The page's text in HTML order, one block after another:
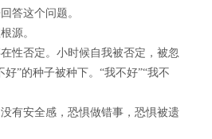
答这个问题。
源。
性否定。小时候自我被否定，被忽
”的种子被种下。“我不好”“我不
有安全感，恐惧做错事，恐惧被遗